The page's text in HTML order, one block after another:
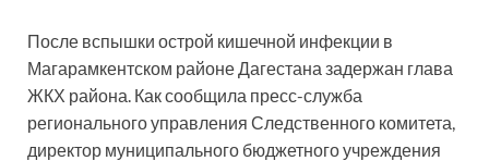
После вспышки острой кишечной инфекции в
Магарамкентском районе Дагестана задержан глава
ЖКХ района. Как сообщила пресс-служба
регионального управления Следственного комитета,
директор муниципального бюджетного учреждения